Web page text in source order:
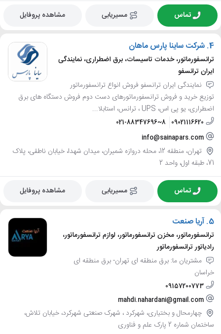
تماس مسیریابی مشاهده پروفایل
4. شرکت ساینا پارس ماهان
ترانسفورماتور، خدمات تاسیسات، برق اضطراری، نمایندگی
ایران ترانسفو
نمایندگی ایران ترانسفو فروش انواع ترانسفورماتور
توزیع خرید و فروش ترانسفورماتورهای دست دوم فروش دستگاه های برق
اضطراری، یو پی اس، UPS ، ترانس، استابلا...
09021116620
021-88347696~8
info@sainapars.com
تهران، منطقه 12، محله دروازه شمیران، میدان شهدا، خیابان ناطقی، پلاک
71، طبقه اول، واحد 2
تماس مسیریابی مشاهده پروفایل
5. آریا صنعت
ترانسفورماتور، مخزن ترانسفورماتور، لوازم ترانسفورماتور،
رادیاتور ترانسفورماتور
مشتریان ما: برق منطقه ای تهران- برق منطقه ای
خراسان
09157200773
mahdi.nahardani@gmail.com
چهارمحال و بختیاری، شهرکرد ، شهرک صنعتی شهرکرد، خیابان تلاش،
ساختمان شماره 2 پارک علم و فناوری